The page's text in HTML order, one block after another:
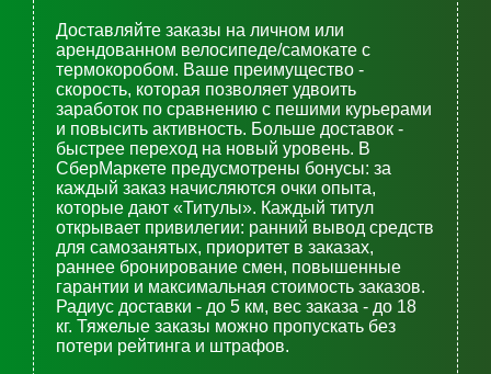
Доставляйте заказы на личном или
арендованном велосипеде/самокате с
термокоробом. Ваше преимущество -
скорость, которая позволяет удвоить
заработок по сравнению с пешими курьерами
и повысить активность. Больше доставок -
быстрее переход на новый уровень. В
СберМаркете предусмотрены бонусы: за
каждый заказ начисляются очки опыта,
которые дают «Титулы». Каждый титул
открывает привилегии: ранний вывод средств
для самозанятых, приоритет в заказах,
раннее бронирование смен, повышенные
гарантии и максимальная стоимость заказов.
Радиус доставки - до 5 км, вес заказа - до 18
кг. Тяжелые заказы можно пропускать без
потери рейтинга и штрафов.